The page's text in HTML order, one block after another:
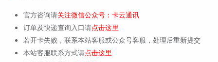
官方咨询请关注微信公众号：卡云通讯
订单及快递查询入口请点击这里
若开卡失败，联系本站客服或公众号客服，处理后重新提交
本站客服联系方式请点击这里